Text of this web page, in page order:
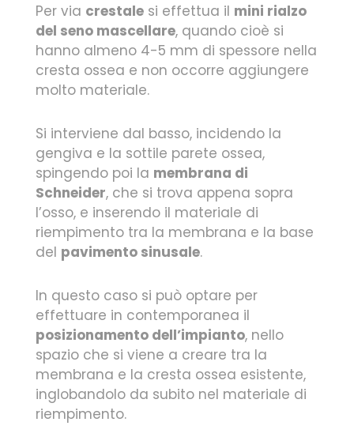
Per via crestale si effettua il mini rialzo
del seno mascellare, quando cioè si
hanno almeno 4-5 mm di spessore nella
cresta ossea e non occorre aggiungere
molto materiale.
Si interviene dal basso, incidendo la
gengiva e la sottile parete ossea,
spingendo poi la membrana di
Schneider, che si trova appena sopra
l’osso, e inserendo il materiale di
riempimento tra la membrana e la base
del pavimento sinusale.
In questo caso si può optare per
effettuare in contemporanea il
posizionamento dell’impianto, nello
spazio che si viene a creare tra la
membrana e la cresta ossea esistente,
inglobandolo da subito nel materiale di
riempimento.